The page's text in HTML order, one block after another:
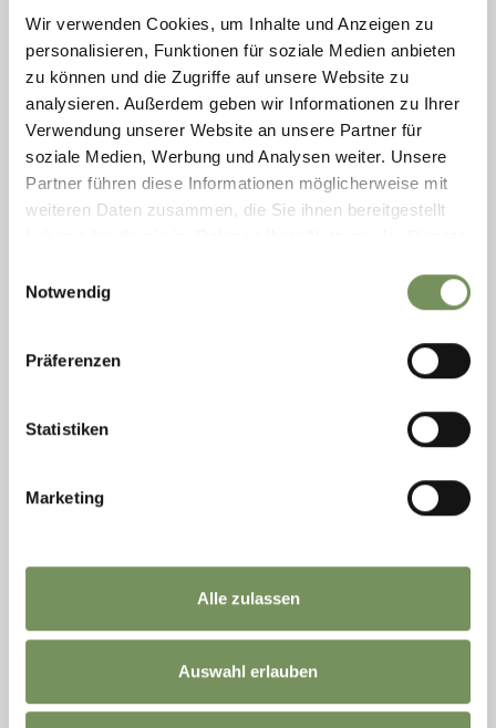
Wir verwenden Cookies, um Inhalte und Anzeigen zu
personalisieren, Funktionen für soziale Medien anbieten
zu können und die Zugriffe auf unsere Website zu
analysieren. Außerdem geben wir Informationen zu Ihrer
Verwendung unserer Website an unsere Partner für
soziale Medien, Werbung und Analysen weiter. Unsere
Partner führen diese Informationen möglicherweise mit
weiteren Daten zusammen, die Sie ihnen bereitgestellt
Notwendig
Präferenzen
Statistiken
Marketing
Alle zulassen
Auswahl erlauben
MOUNTAIN SKI TOUR AT ZERMAIDSCHARTE
This ski tour is easy Time of the year: Throughout winter